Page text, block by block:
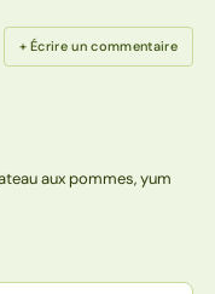
+ Écrire un commentaire
aux pommes, yum